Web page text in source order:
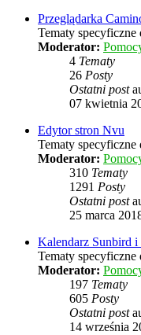
Przeglądarka
Tematy
Moderator:
4 Tematy
26 Posty
Ostatni post
07 kwietnia
Edytor stron Nvu
Tematy
Moderator:
310 Tematy
1291 Posty
Ostatni post
25 marca
Kalendarz Sunbird
Tematy
Moderator:
197 Tematy
605 Posty
Ostatni post
14 września